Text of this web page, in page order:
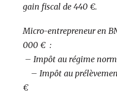
gain fiscal de 440 €.
Micro-entrepreneur en
000 € :
– Impôt au régime
– Impôt au
€